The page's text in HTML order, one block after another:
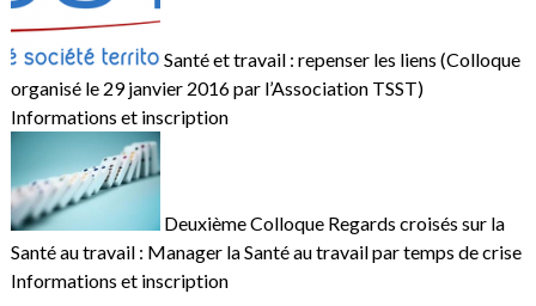
Santé et travail : repenser les liens (Colloque
organisé le 29 janvier 2016 par l’Association TSST)
Informations et inscription
Deuxième Colloque Regards croisés sur la
Santé au travail : Manager la Santé au travail par temps de crise
Informations et inscription